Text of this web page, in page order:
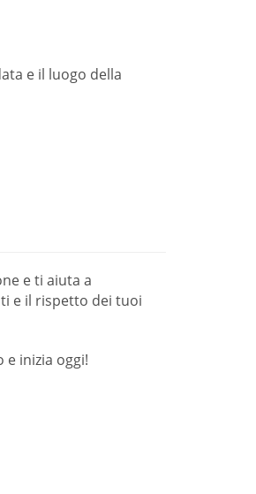
e il luogo della
e ti aiuta a
e il rispetto dei tuoi
inizia oggi!